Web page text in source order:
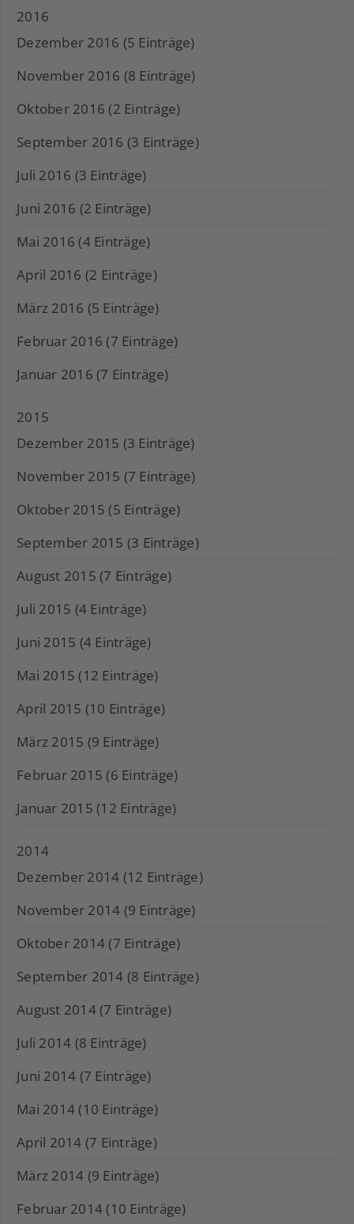
2016
Dezember 2016 (5 Einträge)
November 2016 (8 Einträge)
Oktober 2016 (2 Einträge)
September 2016 (3 Einträge)
Juli 2016 (3 Einträge)
Juni 2016 (2 Einträge)
Mai 2016 (4 Einträge)
April 2016 (2 Einträge)
März 2016 (5 Einträge)
Februar 2016 (7 Einträge)
Januar 2016 (7 Einträge)
2015
Dezember 2015 (3 Einträge)
November 2015 (7 Einträge)
Oktober 2015 (5 Einträge)
September 2015 (3 Einträge)
August 2015 (7 Einträge)
Juli 2015 (4 Einträge)
Juni 2015 (4 Einträge)
Mai 2015 (12 Einträge)
April 2015 (10 Einträge)
März 2015 (9 Einträge)
Februar 2015 (6 Einträge)
Januar 2015 (12 Einträge)
2014
Dezember 2014 (12 Einträge)
November 2014 (9 Einträge)
Oktober 2014 (7 Einträge)
September 2014 (8 Einträge)
August 2014 (7 Einträge)
Juli 2014 (8 Einträge)
Juni 2014 (7 Einträge)
Mai 2014 (10 Einträge)
April 2014 (7 Einträge)
März 2014 (9 Einträge)
Februar 2014 (10 Einträge)